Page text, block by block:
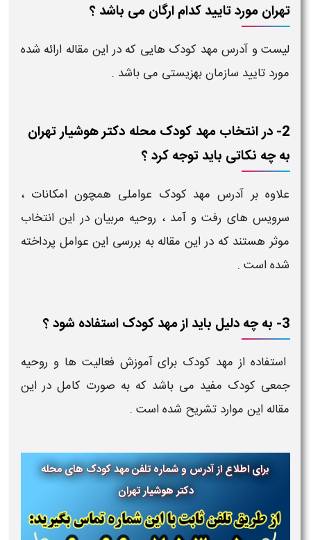
تهران مورد تایید کدام ارگان می باشد ؟
لیست و آدرس مهد کودک هایی که در این مقاله ارائه شده
مورد تایید سازمان بهزیستی می باشد .
2- در انتخاب مهد کودک محله دکتر هوشیار تهران
به چه نکاتی باید توجه کرد ؟
علاوه بر آدرس مهد کودک عواملی همچون امکانات ،
سرویس های رفت و آمد ، روحیه مربیان در این انتخاب
موثر هستند که در این مقاله به بررسی این عوامل پرداخته
شده است .
3- به چه دلیل باید از مهد کودک استفاده شود ؟
استفاده از مهد کودک برای آموزش فعالیت ها و روحیه
جمعی کودک مفید می باشد که به صورت کامل در این
مقاله این موارد تشریح شده است .
برای اطلاع از آدرس و شماره تلفن مهد کودک های محله
دکتر هوشیار تهران